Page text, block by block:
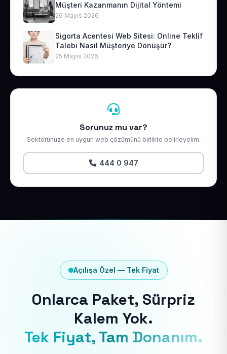
Müşteri Kazanmanın Dijital Yöntemi
26 Mayıs 2026
Sigorta Acentesi Web Sitesi: Online Teklif
Talebi Nasıl Müşteriye Dönüşür?
25 Mayıs 2026
Sorunuz mu var?
Sektörünüze en uygun web çözümünü birlikte belirleyelim.
444 0 947
Açılışa Özel — Tek Fiyat
Onlarca Paket, Sürpriz
Kalem Yok.
Tek Fiyat, Tam Donanım.